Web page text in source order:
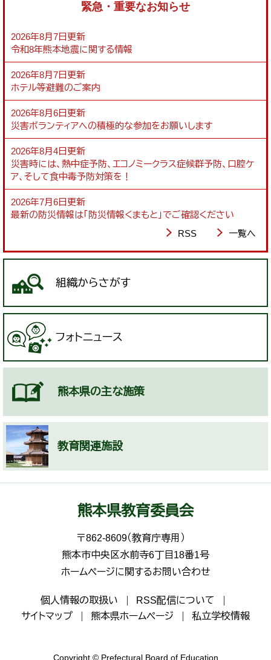
緊急・重要なお知らせ
2026年8月7日更新
令和8年熊本地震に関する情報
2026年8月7日更新
ホテル等避難のご案内
2026年8月6日更新
災害ボランティアへの積極的な参加をお願いします
2026年8月4日更新
災害時には、熱中症予防、エコノミークラス症候群予防、口腔ケ
ア、そして食中毒予防対策を！
2026年7月6日更新
最新の防災情報は「防災情報くまもと」でご確認ください
RSS
一覧へ
組織からさがす
フォトニュース
熊本県の主な施策
教育関連施設
熊本県教育委員会
〒862-8609（教育庁専用）
熊本市中央区水前寺6丁目18番1号
ホームページに関するお問い合わせ
個人情報の取扱い
RSS配信について
サイトマップ
熊本県ホームページ 私立学校情報
Copyright © Prefectural Board of Education